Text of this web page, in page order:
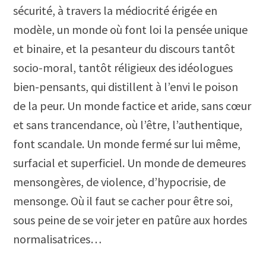
sécurité, à travers la médiocrité érigée en
modèle, un monde où font loi la pensée unique
et binaire, et la pesanteur du discours tantôt
socio-moral, tantôt réligieux des idéologues
bien-pensants, qui distillent à l’envi le poison
de la peur. Un monde factice et aride, sans cœur
et sans trancendance, où l’être, l’authentique,
font scandale. Un monde fermé sur lui même,
surfacial et superficiel. Un monde de demeures
mensongères, de violence, d’hypocrisie, de
mensonge. Où il faut se cacher pour être soi,
sous peine de se voir jeter en patûre aux hordes
normalisatrices…